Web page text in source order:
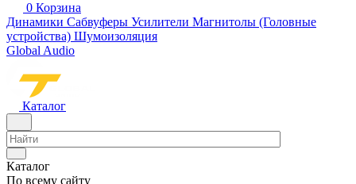
0 Корзина
Динамики Сабвуферы Усилители Магнитолы (Головные
устройства) Шумоизоляция
Global Audio
Каталог
Каталог
По всему сайту